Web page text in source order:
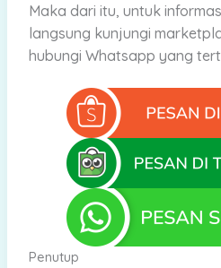
Maka dari itu, untuk
langsung kunjungi
hubungi Whatsapp yang
Penutup